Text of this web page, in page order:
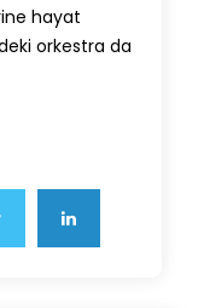
hayat
orkestra da